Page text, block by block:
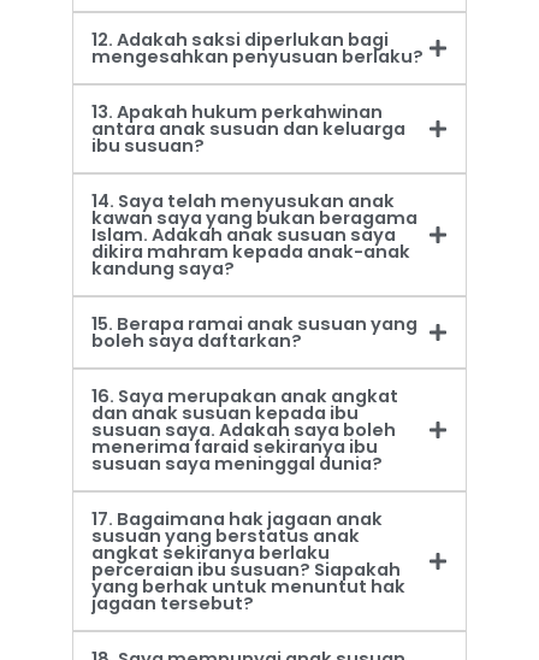
12. Adakah saksi diperlukan bagi
mengesahkan penyusuan berlaku?
13. Apakah hukum perkahwinan
antara anak susuan dan keluarga
ibu susuan?
14. Saya telah menyusukan anak
kawan saya yang bukan beragama
Islam. Adakah anak susuan saya
dikira mahram kepada anak-anak
kandung saya?
15. Berapa ramai anak susuan yang
boleh saya daftarkan?
16. Saya merupakan anak angkat
dan anak susuan kepada ibu
susuan saya. Adakah saya boleh
menerima faraid sekiranya ibu
susuan saya meninggal dunia?
17. Bagaimana hak jagaan anak
susuan yang berstatus anak
angkat sekiranya berlaku
perceraian ibu susuan? Siapakah
yang berhak untuk menuntut hak
jagaan tersebut?